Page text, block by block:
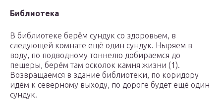
Библиотека
В библиотеке берём сундук со здоровьем, в
следующей комнате ещё один сундук. Ныряем в
воду, по подводному тоннелю добираемся до
пещеры, берём там осколок камня жизни (1).
Возвращаемся в здание библиотеки, по коридору
идём к северному выходу, по дороге будет ещё один
сундук.